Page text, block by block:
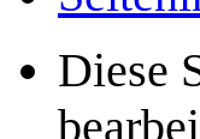
Diese